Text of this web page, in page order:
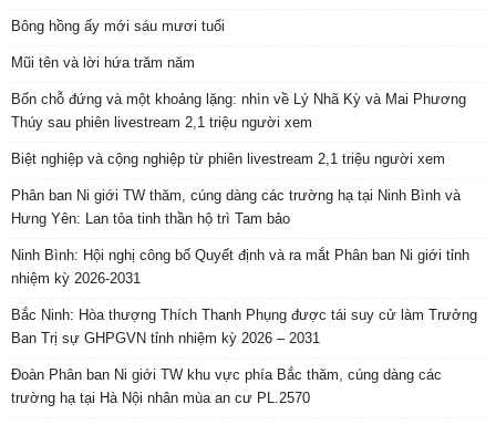
Bông hồng ấy mới sáu mươi tuổi
Mũi tên và lời hứa trăm năm
Bốn chỗ đứng và một khoảng lặng: nhìn về Lý Nhã Kỳ và Mai Phương
Thúy sau phiên livestream 2,1 triệu người xem
Biệt nghiệp và cộng nghiệp từ phiên livestream 2,1 triệu người xem
Phân ban Ni giới TW thăm, cúng dàng các trường hạ tại Ninh Bình và
Hưng Yên: Lan tỏa tinh thần hộ trì Tam bảo
Ninh Bình: Hội nghị công bố Quyết định và ra mắt Phân ban Ni giới tỉnh
nhiệm kỳ 2026-2031
Bắc Ninh: Hòa thượng Thích Thanh Phụng được tái suy cử làm Trưởng
Ban Trị sự GHPGVN tỉnh nhiệm kỳ 2026 – 2031
Đoàn Phân ban Ni giới TW khu vực phía Bắc thăm, cúng dàng các
trường hạ tại Hà Nội nhân mùa an cư PL.2570